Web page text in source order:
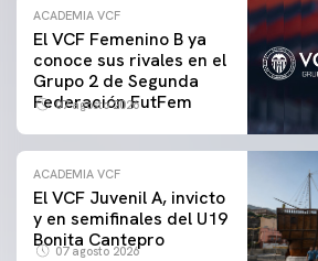
ACADEMIA VCF
El VCF Femenino B ya
conoce sus rivales en el
Grupo 2 de Segunda
Federación FutFem
07 agosto 2026
ACADEMIA VCF
El VCF Juvenil A, invicto
y en semifinales del U19
Bonita Cantepro
07 agosto 2026